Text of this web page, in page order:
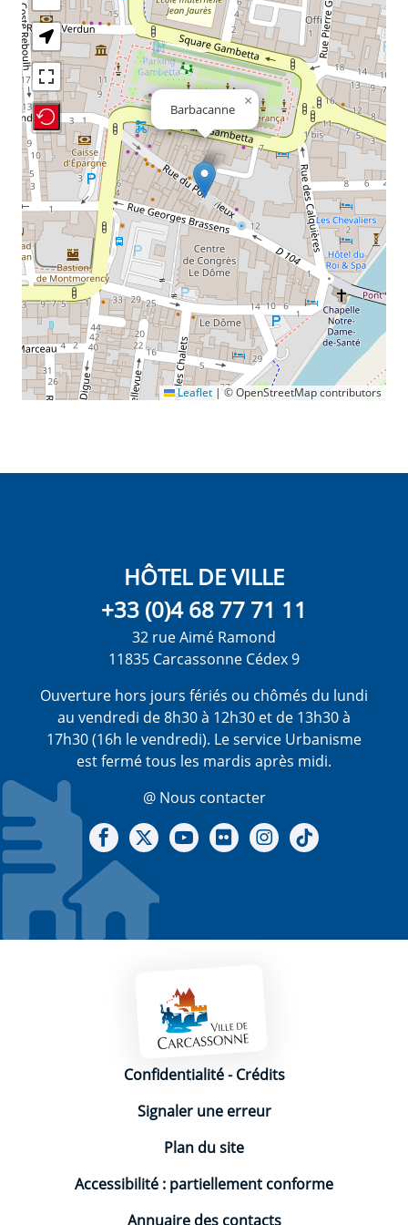
Barbacanne ×
Recenter Map
Leaflet |© OpenStreetMap contributors
HÔTEL DE VILLE
+33 (0)4 68 77 71 11
32 rue Aimé Ramond
11835 Carcassonne Cédex 9
Ouverture hors jours fériés ou chômés du lundi
au vendredi de 8h30 à 12h30 et de 13h30 à
17h30 (16h le vendredi). Le service Urbanisme
est fermé tous les mardis après midi.
@ Nous contacter
Notre Facebook
Notre X - (twitter)
Notre chaine Youtube
Notre Gallerie sur Flickr
Notre Instagram
Mentions légales
Confidentialité-Crédits
Signaler une erreur
Plan du site
Accessibilité : partiellement conforme
Annuaire des contacts